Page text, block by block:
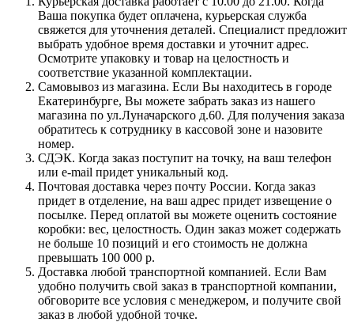
Ваша покупка будет оплачена, курьерская служба
свяжется для уточнения деталей. Специалист предложит
выбрать удобное время доставки и уточнит адрес.
Осмотрите упаковку и товар на целостность и
соответствие указанной комплектации.
Самовывоз из магазина. Если Вы находитесь в городе
Екатеринбурге, Вы можете забрать заказ из нашего
магазина по ул.Луначарского д.60. Для получения заказа
обратитесь к сотруднику в кассовой зоне и назовите
номер.
СДЭК. Когда заказ поступит на точку, на ваш телефон
или e-mail придет уникальный код.
Почтовая доставка через почту России. Когда заказ
придет в отделение, на ваш адрес придет извещение о
посылке. Перед оплатой вы можете оценить состояние
коробки: вес, целостность. Один заказ может содержать
не больше 10 позиций и его стоимость не должна
превышать 100 000 р.
Доставка любой транспортной компанией. Если Вам
удобно получить свой заказ в транспортной компании,
обговорите все условия с менеджером, и получите свой
заказ в любой удобной точке.